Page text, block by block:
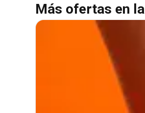
Más ofertas en